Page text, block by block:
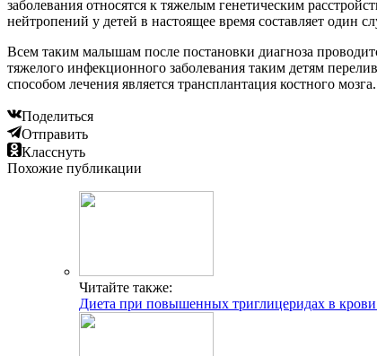
заболевания относятся к тяжелым генетическим
нейтропений у детей в настоящее время составляет один
Всем таким малышам после постановки диагноза
тяжелого инфекционного заболевания таким детям
способом лечения является трансплантация костного мозга.
Поделиться
Отправить
Класснуть
Похожие публикации
Читайте также:
Диета при повышенных триглицеридах в